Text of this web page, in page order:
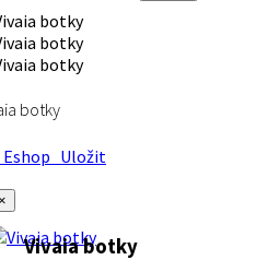
botky
Uložit
Vivaia botky